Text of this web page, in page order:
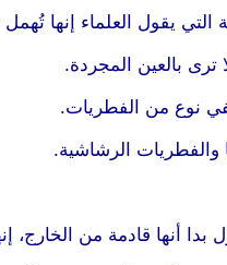
يقول العلماء إنها تُهمل
ترى بالعين المجردة.
نوع من الفطريات.
والفطريات الرشاشية.
أنها قادمة من الخارج،